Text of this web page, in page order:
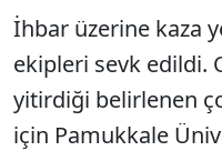
İhbar üzerine kaza
ekipleri sevk edildi.
yitirdiği belirlenen
için Pamukkale